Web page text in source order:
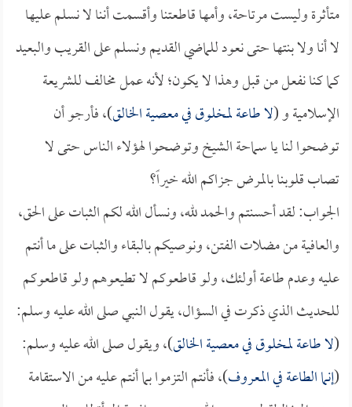
متأثرة وليست مرتاحة، وأمها قاطعتنا وأقسمت أننا لا نسلم عليها
لا أنا ولا بنتها حتى نعود للماضي القديم ونسلم على القريب والبعيد
كما كنا نفعل من قبل وهذا لا يكون؛ لأنه عمل مخالف للشريعة
الإسلامية و (لا طاعة لمخلوق في معصية الخالق)، فأرجو أن
توضحوا لنا يا سماحة الشيخ وتوضحوا لهؤلاء الناس حتى لا
تصاب قلوبنا بالمرض جزاكم الله خيراً؟
الجواب: لقد أحسنتم والحمد لله، ونسأل الله لكم الثبات على الحق،
والعافية من مضلات الفتن، ونوصيكم بالبقاء والثبات على ما أنتم
عليه وعدم طاعة أولئك، ولو قاطعوكم لا تطيعوهم ولو قاطعوكم
للحديث الذي ذكرت في السؤال، يقول النبي صلى الله عليه وسلم:
(لا طاعة لمخلوق في معصية الخالق)، ويقول صلى الله عليه وسلم:
(إنما الطاعة في المعروف)، فأنتم التزموا بما أنتم عليه من الاستقامة